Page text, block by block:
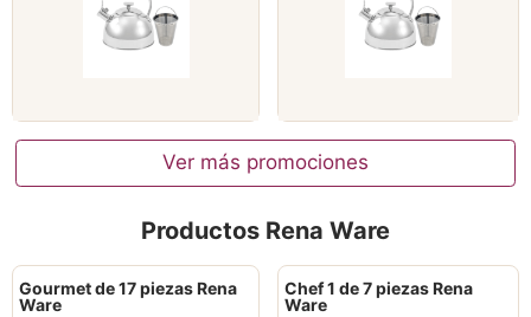
Ver más promociones
Productos Rena Ware
Gourmet de 17 piezas Rena
Ware
Chef 1 de 7 piezas Rena
Ware